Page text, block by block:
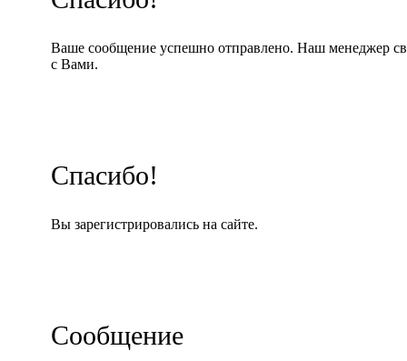
Ваше сообщение успешно отправлено. Наш менеджер
с Вами.
Спасибо!
Вы зарегистрировались на сайте.
Сообщение